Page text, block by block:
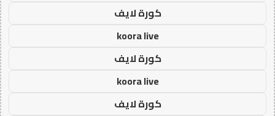
كورة لايف
koora live
كورة لايف
koora live
كورة لايف